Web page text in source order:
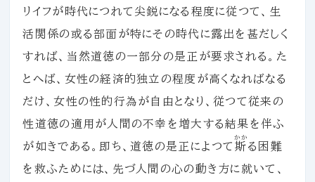
リイフが時代につれて尖鋭になる程度に従つて、生
活関係の或る部面が特にその時代に露出を甚だしく
すれば、当然道徳の一部分の是正が要求される。た
とへば、女性の経済的独立の程度が高くなればなる
だけ、女性の性的行為が自由となり、従つて従来の
性道徳の適用が人間の不幸を増大する結果を伴ふ
が如きである。即ち、道徳の是正によつて 斯
かか
る困難
を救ふためには、先づ人間の心の動き方に就いて、